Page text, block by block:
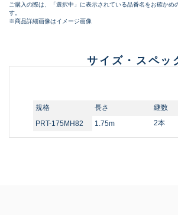
ご購入の際は、「選択中」に表示されている品番名をお確かめ
す。
※商品詳細画像はイメージ画像
サイズ・スペッ
規格 長さ 継数
PRT-175MH82
1.75m 2本